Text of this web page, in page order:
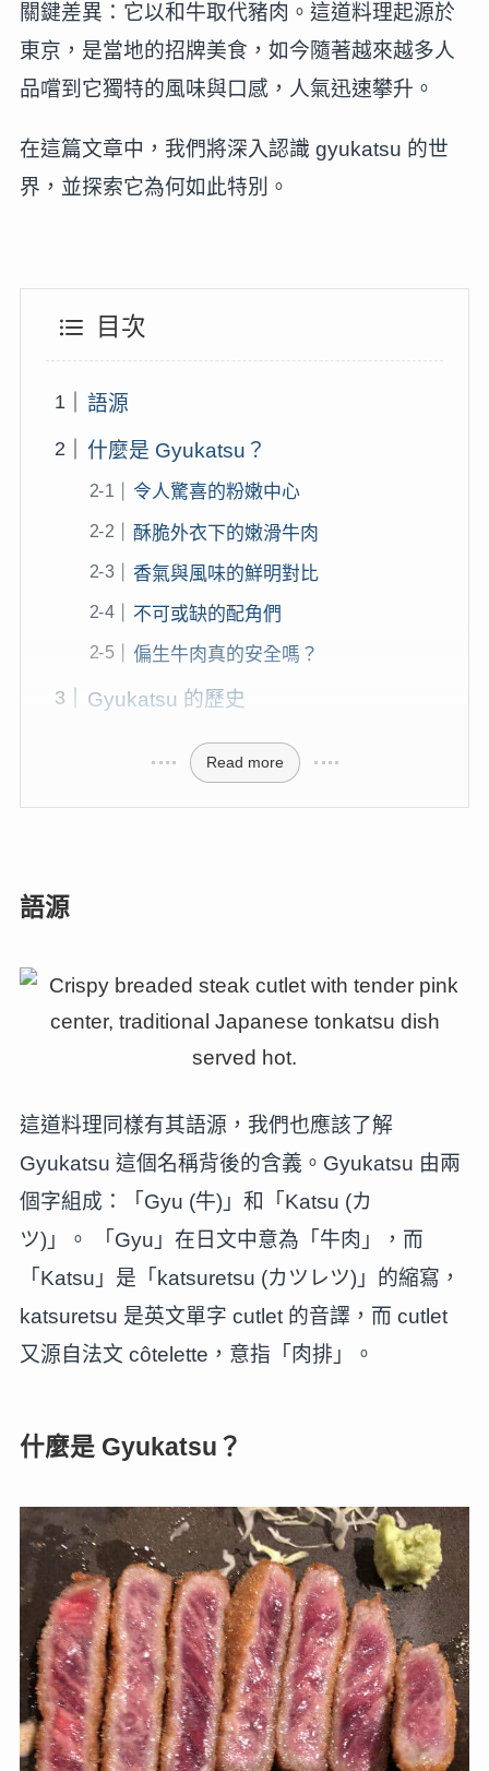
關鍵差異：它以和牛取代豬肉。這道料理起源於
東京，是當地的招牌美食，如今隨著越來越多人
品嚐到它獨特的風味與口感，人氣迅速攀升。
在這篇文章中，我們將深入認識 gyukatsu 的世
界，並探索它為何如此特別。
目次
語源
什麼是 Gyukatsu？
令人驚喜的粉嫩中心
酥脆外衣下的嫩滑牛肉
香氣與風味的鮮明對比
不可或缺的配角們
偏生牛肉真的安全嗎？
Gyukatsu 的歷史
Read more
語源
這道料理同樣有其語源，我們也應該了解
Gyukatsu 這個名稱背後的含義。Gyukatsu 由兩
個字組成：「Gyu (牛)」和「Katsu (カ
ツ)」。 「Gyu」在日文中意為「牛肉」，而
「Katsu」是「katsuretsu (カツレツ)」的縮寫，
katsuretsu 是英文單字 cutlet 的音譯，而 cutlet
又源自法文 côtelette，意指「肉排」。
什麼是 Gyukatsu？